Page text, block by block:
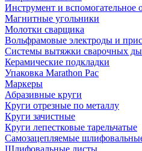
Инструмент и вспомогательное
Магнитные угольники
Молотки сварщика
Вольфрамовые электроды и
Системы вытяжки сварочных
Керамические подкладки
Упаковка Marathon Pac
Маркеры
Абразивные круги
Круги отрезные по металлу
Круги зачистные
Круги лепестковые тарельчатые
Самозацепляемые
Шлифовальные листы